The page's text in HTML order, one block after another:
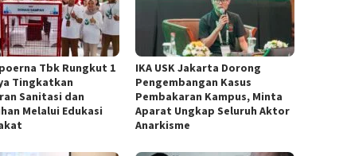
Tbk Rungkut 1
Tingkatkan
Sanitasi dan
Melalui Edukasi
IKA USK Jakarta Dorong
Pengembangan Kasus
Pembakaran Kampus, Minta
Aparat Ungkap Seluruh Aktor
Anarkisme